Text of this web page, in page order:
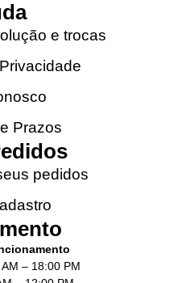
e trocas
Prazos
pedidos
– 18:00 PM